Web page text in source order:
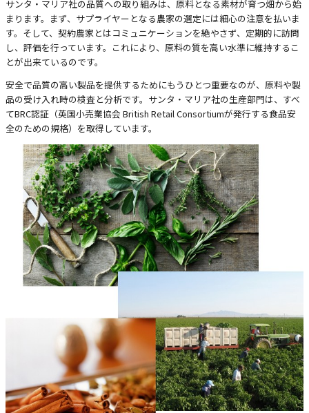
サンタ・マリア社の品質への取り組みは、原料となる素材が育つ畑から始
まります。まず、サプライヤーとなる農家の選定には細心の注意を払いま
す。そして、契約農家とはコミュニケーションを絶やさず、定期的に訪問
し、評価を行っています。これにより、原料の質を高い水準に維持するこ
とが出来ているのです。
安全で品質の高い製品を提供するためにもうひとつ重要なのが、原料や製
品の受け入れ時の検査と分析です。サンタ・マリア社の生産部門は、すべ
てBRC認証（英国小売業協会 British Retail Consortiumが発行する食品安
全のための規格）を取得しています。